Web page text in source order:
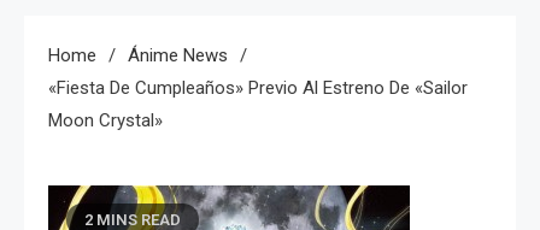
Home
Ánime News
«Fiesta De Cumpleaños» Previo Al Estreno De «Sailor
Moon Crystal»
2 MINS READ